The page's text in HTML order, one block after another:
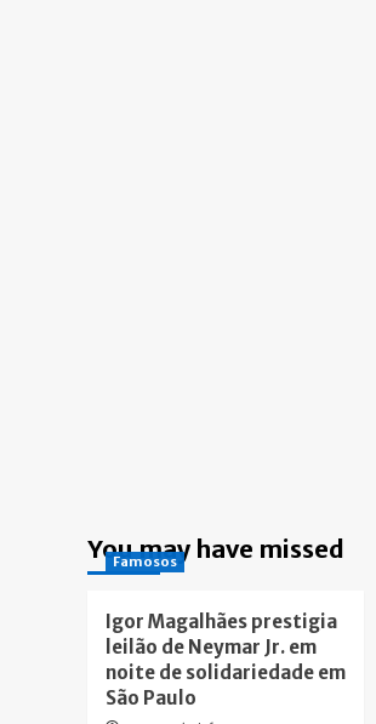
You may have missed
Famosos
Igor Magalhães prestigia
leilão de Neymar Jr. em
noite de solidariedade em
São Paulo